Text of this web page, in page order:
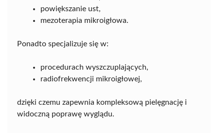
powiększanie ust,
mezoterapia mikroigłowa.
Ponadto specjalizuje się w:
procedurach wyszczuplających,
radiofrekwencji mikroigłowej,
dzięki czemu zapewnia kompleksową pielęgnację i
widoczną poprawę wyglądu.